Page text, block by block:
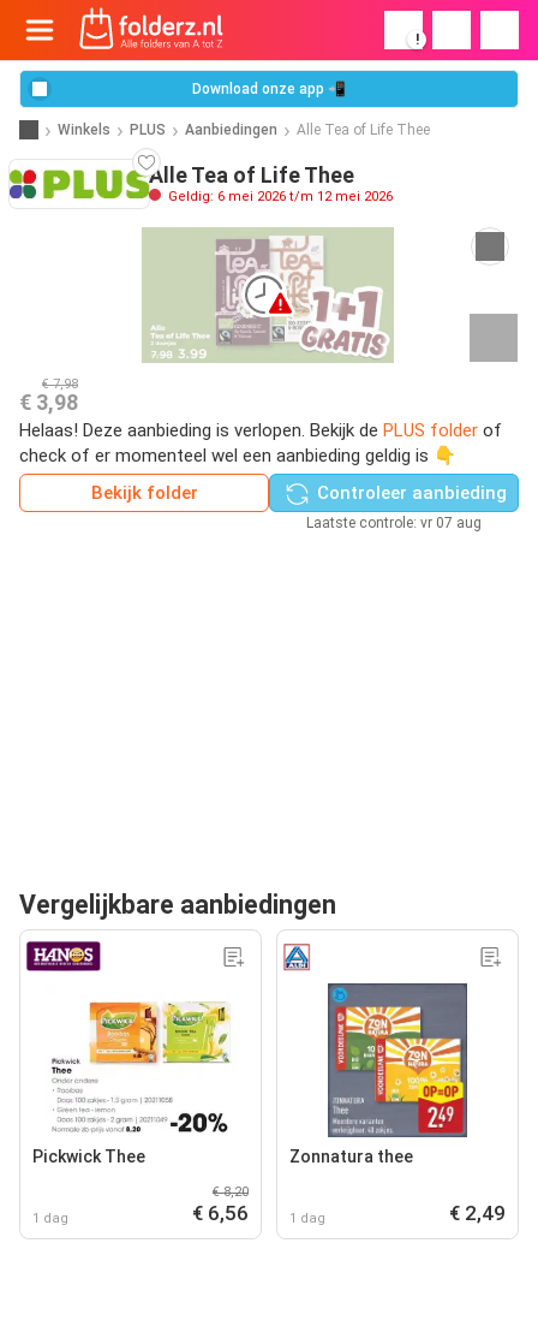
!
Download onze app 📲
Winkels PLUS Aanbiedingen Alle Tea of Life Thee
Alle Tea of Life Thee
Geldig: 6 mei 2026 t/m 12 mei 2026
€ 7,98
€ 3,98
Helaas! Deze aanbieding is verlopen. Bekijk de PLUS folder of
check of er momenteel wel een aanbieding geldig is 👇
Bekijk folder
Controleer aanbieding
Laatste controle: vr 07 aug
Vergelijkbare aanbiedingen
Pickwick Thee
1 dag
€ 8,20
€ 6,56
Zonnatura thee
1 dag € 2,49